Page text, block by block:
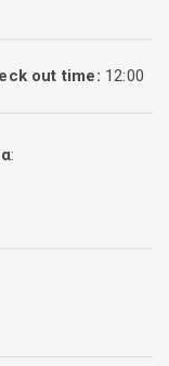
out time: 12:00
: